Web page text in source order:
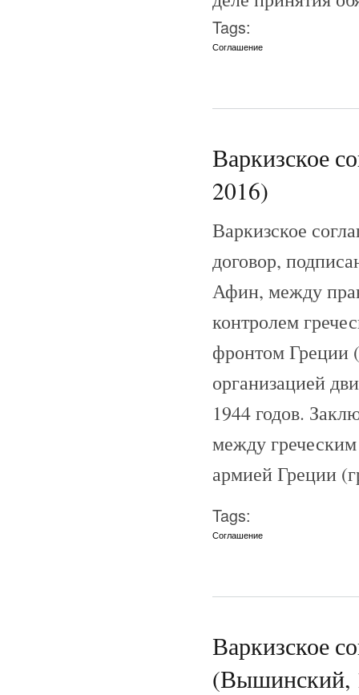
Tags:
Соглашение
Варкизское
2016)
Варкизское
договор,
Афин, между
контролем
фронтом
организацией
1944 годов.
между
армией Греции
Tags:
Соглашение
Варкизское
(Вышинский,